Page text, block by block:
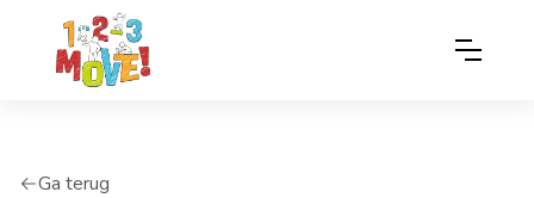
arrow-leftGa terug